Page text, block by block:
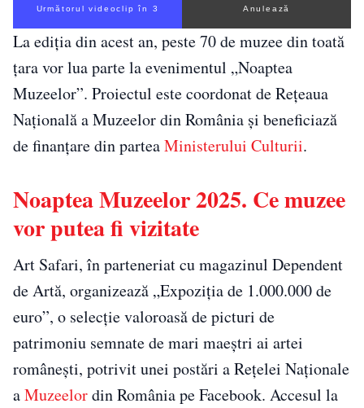
Următorul videoclip în 3 Anulează
La ediția din acest an, peste 70 de muzee din toată
țara vor lua parte la evenimentul „Noaptea
Muzeelor”. Proiectul este coordonat de Rețeaua
Națională a Muzeelor din România și beneficiază
de finanțare din parteaMinisterului Culturii.
Noaptea Muzeelor 2025. Ce muzee
vor putea fi vizitate
Art Safari, în parteneriat cu magazinul Dependent
de Artă, organizează „Expoziția de 1.000.000 de
euro”, o selecție valoroasă de picturi de
patrimoniu semnate de mari maeștri ai artei
românești, potrivit unei postări a Rețelei Naționale
aMuzeelordin România pe Facebook. Accesul la